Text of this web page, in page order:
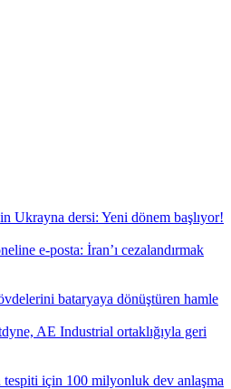
Ukrayna dersi: Yeni dönem başlıyor!
e-posta: İran’ı cezalandırmak
bataryaya dönüştüren hamle
AE Industrial ortaklığıyla geri
için 100 milyonluk dev anlaşma